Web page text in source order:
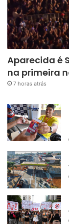
Aparecida é
na primeira
7 horas atrás